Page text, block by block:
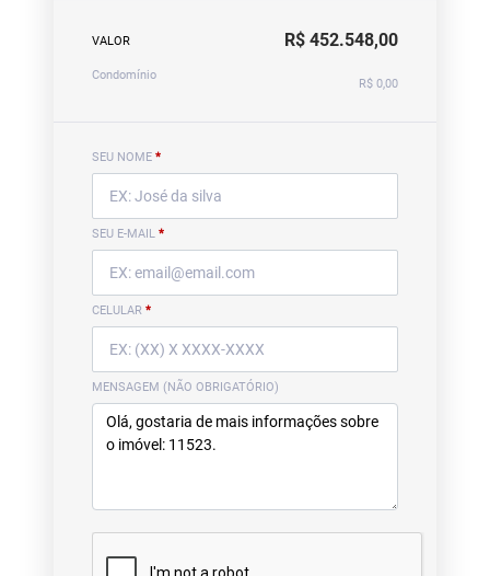
VALOR R$ 452.548,00
Condomínio
R$ 0,00
SEU NOME *
SEU E-MAIL *
CELULAR *
MENSAGEM (NÃO OBRIGATÓRIO)